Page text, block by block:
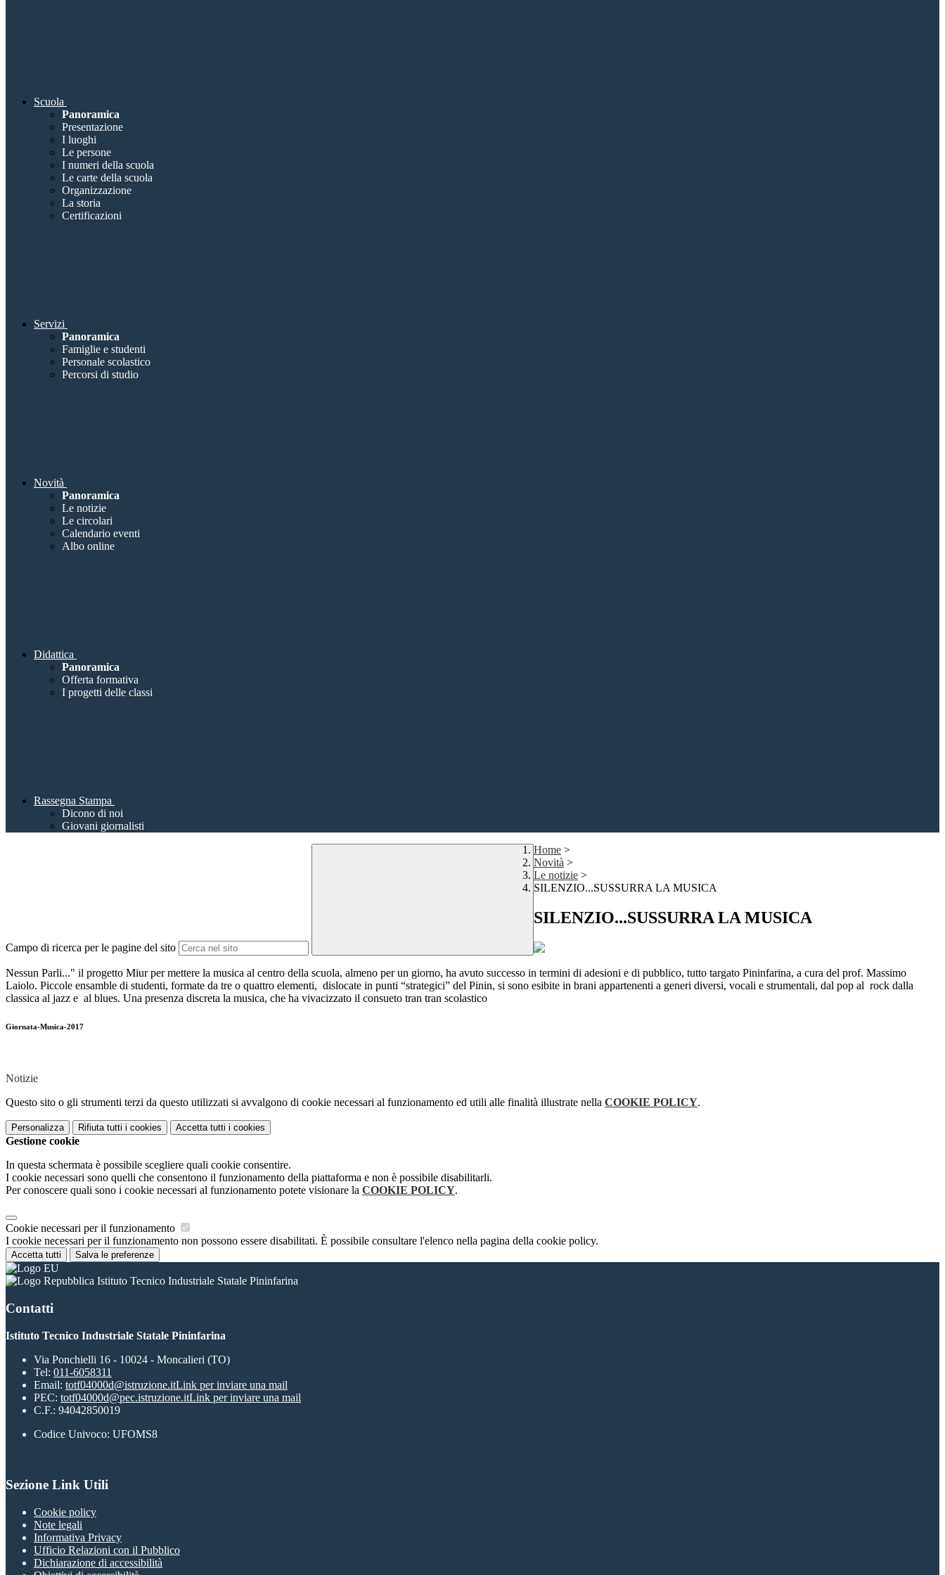
Scuola
Panoramica
Presentazione
I luoghi
Le persone
I numeri della scuola
Le carte della scuola
Organizzazione
La storia
Certificazioni
Servizi
Panoramica
Famiglie e studenti
Personale scolastico
Percorsi di studio
Novità
Panoramica
Le notizie
Le circolari
Calendario eventi
Albo online
Didattica
Panoramica
Offerta formativa
I progetti delle classi
Rassegna Stampa
Dicono di noi
Giovani giornalisti
Campo di ricerca per le pagine del sito
Home >
Novità >
Le notizie >
SILENZIO...SUSSURRA LA MUSICA
SILENZIO...SUSSURRA LA MUSICA
Nessun Parli..." il progetto Miur per mettere la musica al centro della scuola, almeno per un giorno, ha avuto successo in termini di adesioni e di pubblico, tutto targato Pininfarina, a cura del prof. Massimo
Laiolo. Piccole ensamble di studenti, formate da tre o quattro elementi, dislocate in punti “strategici” del Pinin, si sono esibite in brani appartenenti a generi diversi, vocali e strumentali, dal pop al rock dalla
classica al jazz e al blues. Una presenza discreta la musica, che ha vivacizzato il consueto tran tran scolastico
Giornata-Musica-2017
Notizie
Questo sito o gli strumenti terzi da questo utilizzati si avvalgono di cookie necessari al funzionamento ed utili alle finalità illustrate nella COOKIE POLICY.
Personalizza Rifiuta tutti i cookies Accetta tutti i cookies
Gestione cookie
In questa schermata è possibile scegliere quali cookie consentire.
I cookie necessari sono quelli che consentono il funzionamento della piattaforma e non è possibile disabilitarli.
Per conoscere quali sono i cookie necessari al funzionamento potete visionare la COOKIE POLICY.
Cookie necessari per il funzionamento
I cookie necessari per il funzionamento non possono essere disabilitati. È possibile consultare l'elenco nella pagina della cookie policy.
Accetta tutti Salva le preferenze
Istituto Tecnico Industriale Statale Pininfarina
Contatti
Istituto Tecnico Industriale Statale Pininfarina
Via Ponchielli 16 - 10024 - Moncalieri (TO)
Tel: 011-6058311
Email: totf04000d@istruzione.itLink per inviare una mail
PEC: totf04000d@pec.istruzione.itLink per inviare una mail
C.F.: 94042850019
Codice Univoco: UFOMS8
Sezione Link Utili
Cookie policy
Note legali
Informativa Privacy
Ufficio Relazioni con il Pubblico
Dichiarazione di accessibilità